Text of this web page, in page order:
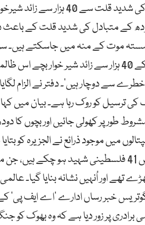
ہیں۔ دودھ کے متبادل کی شدید
کے متبادل کی شدید قلت کے باعث
موت کے منہ میں جاسکتے ہیں۔
ایک سال سے کم عمر کے 40 ہزار سے زائد شیر
ترسیل کو روک رہا ہے۔ بیان میں
طور پر کھولی جائیں اور بچوں کا
میں موجود ذرائع نے الجزیرہ کو
تھے اور اُنہیں نشانہ بنایا گیا۔
خبر رساں ادارے ’اے ایف پی‘
برادری پر زور دیا ہے کہ وہ بھوک